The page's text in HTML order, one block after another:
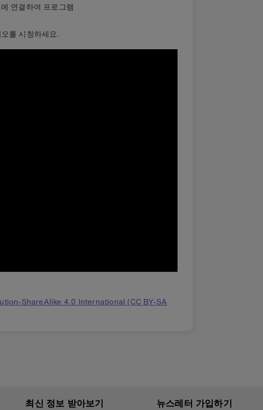
연결하여 프로그램
를 시청하세요.
ShareAlike 4.0 International (CC BY-SA
최신 정보 받아보기 뉴스레터 가입하기